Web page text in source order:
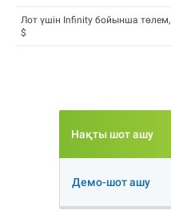
Лот үшін Infinity бойынша төлем,
$
Нақты шот ашу
Демо-шот ашу